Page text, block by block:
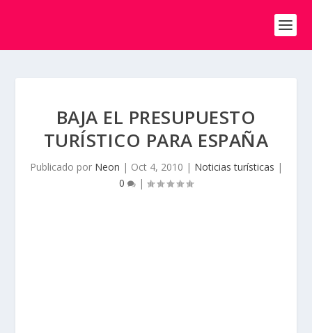
BAJA EL PRESUPUESTO
TURÍSTICO PARA ESPAÑA
Publicado por Neon | Oct 4, 2010 | Noticias turísticas |
0
|